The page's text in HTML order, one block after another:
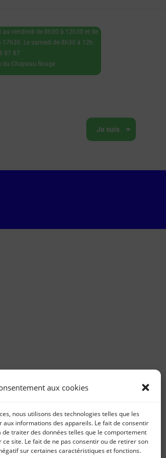
aux cookies
nous utilisons des technologies telles que les
aux informations des appareils. Le fait de consentir
traiter des données telles que le comportement
site. Le fait de ne pas consentir ou de retirer son
sur certaines caractéristiques et fonctions.
au vendredi de 8h30 à 12h30 et de
17h30. Le samedi de 8h30 à 12h.
87 87
du Chapeau Rouge
Je suis